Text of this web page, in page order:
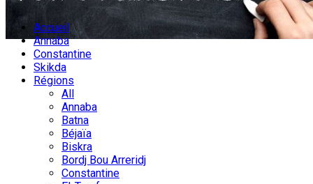
Accueil
Annaba
Constantine
Skikda
Régions
All
Annaba
Batna
Béjaïa
Biskra
Bordj Bou Arreridj
Constantine